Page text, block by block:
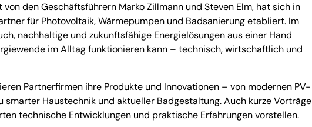
den Geschäftsführern Marko Zillmann und Steven Elm, hat sich in
für Photovoltaik, Wärmepumpen und Badsanierung etabliert. Im
nachhaltige und zukunftsfähige Energielösungen aus einer Hand
im Alltag funktionieren kann – technisch, wirtschaftlich und
Partnerfirmen ihre Produkte und Innovationen – von modernen PV-
smarter Haustechnik und aktueller Badgestaltung. Auch kurze Vorträge
technische Entwicklungen und praktische Erfahrungen vorstellen.